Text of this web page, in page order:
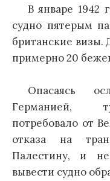
В январе 1942
судно пятерым
британские визы.
примерно 20
Опасаясь
Германией,
потребовало от
отказа на
Палестину, и
вывести судно